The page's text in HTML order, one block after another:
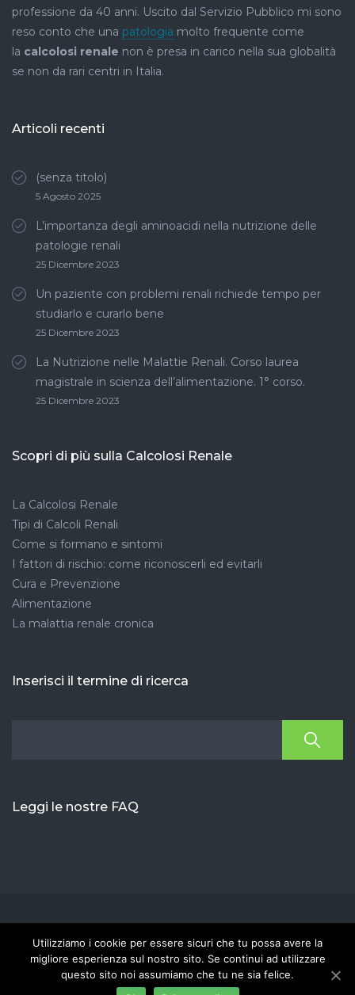
professione da 40 anni. Uscito dal Servizio Pubblico mi sono
reso conto che una patologia molto frequente come
la calcolosi renale non è presa in carico nella sua globalità
se non da rari centri in Italia.
Articoli recenti
(senza titolo)
5 Agosto 2025
L’importanza degli aminoacidi nella nutrizione delle
patologie renali
25 Dicembre 2023
Un paziente con problemi renali richiede tempo per
studiarlo e curarlo bene
25 Dicembre 2023
La Nutrizione nelle Malattie Renali. Corso laurea
magistrale in scienza dell’alimentazione. 1° corso.
25 Dicembre 2023
Scopri di più sulla Calcolosi Renale
La Calcolosi Renale
Tipi di Calcoli Renali
Come si formano e sintomi
I fattori di rischio: come riconoscerli ed evitarli
Cura e Prevenzione
Alimentazione
La malattia renale cronica
Inserisci il termine di ricerca
Leggi le nostre FAQ
03760300925. Tutti i diritti riservati
Utilizziamo i cookie per essere sicuri che tu possa avere la
migliore esperienza sul nostro sito. Se continui ad utilizzare
questo sito noi assumiamo che tu ne sia felice.